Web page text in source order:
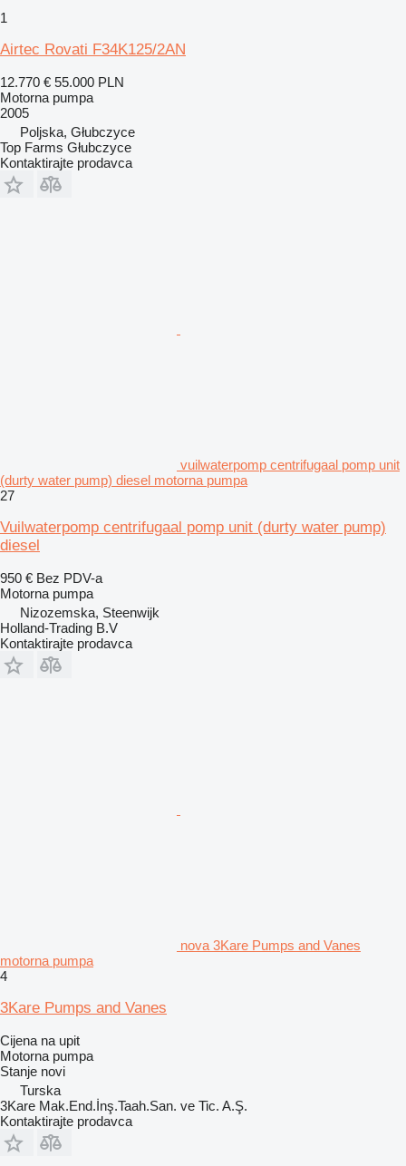
1
Airtec Rovati F34K125/2AN
12.770 € 55.000 PLN
Motorna pumpa
2005
Poljska, Głubczyce
Top Farms Głubczyce
Kontaktirajte prodavca
vuilwaterpomp centrifugaal pomp unit
(durty water pump) diesel motorna pumpa
27
Vuilwaterpomp centrifugaal pomp unit (durty water pump)
diesel
950 € Bez PDV-a
Motorna pumpa
Nizozemska, Steenwijk
Holland-Trading B.V
Kontaktirajte prodavca
nova 3Kare Pumps and Vanes
motorna pumpa
4
3Kare Pumps and Vanes
Cijena na upit
Motorna pumpa
Stanje novi
Turska
3Kare Mak.End.İnş.Taah.San. ve Tic. A.Ş.
Kontaktirajte prodavca